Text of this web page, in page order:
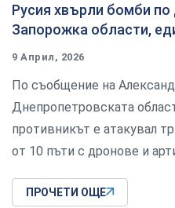
Русия хвърли бомби
Запорожка области,
9 Април, 2026
По съобщение на
Днепропетровската
противникът е атакувал
от 10 пъти с дронове и
ПРОЧЕТИ ОЩЕ